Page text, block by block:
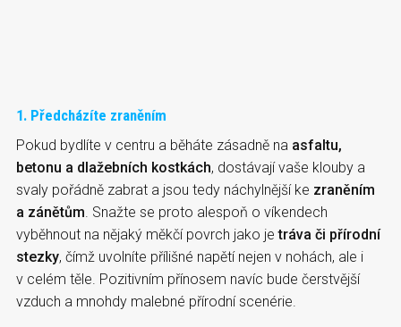
1. Předcházíte zraněním
Pokud bydlíte v centru a běháte zásadně na asfaltu,
betonu a dlažebních kostkách, dostávají vaše klouby a
svaly pořádně zabrat a jsou tedy náchylnější ke zraněním
a zánětům . Snažte se proto alespoň o víkendech
vyběhnout na nějaký měkčí povrch jako jetráva či přírodní
stezky, čímž uvolníte přílišné napětí nejen v nohách, ale i
v celém těle. Pozitivním přínosem navíc bude čerstvější
vzduch a mnohdy malebné přírodní scenérie.